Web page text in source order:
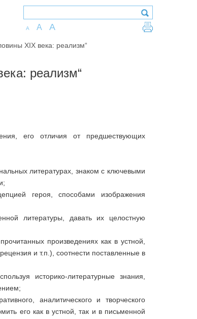
A A A
XIX века: реализм“
реализм“
его отличия от предшествующих
литературах, знаком с ключевыми
героя, способами изображения
литературы, давать их целостную
произведениях как в устной,
и т.п.), соотнести поставленные в
историко-литературные знания,
аналитического и творческого
его как в устной, так и в письменной